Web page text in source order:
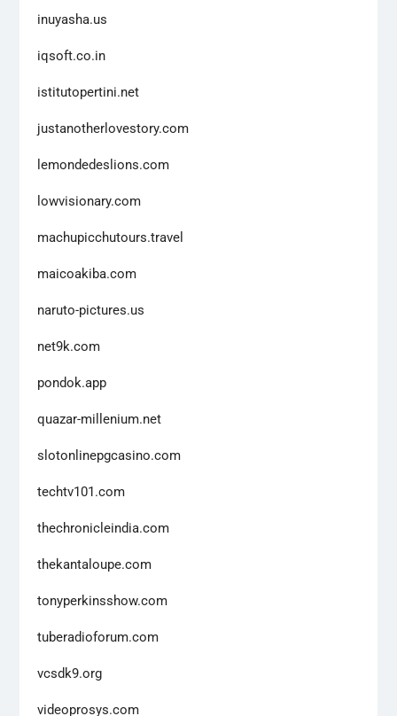
inuyasha.us
iqsoft.co.in
istitutopertini.net
justanotherlovestory.com
lemondedeslions.com
lowvisionary.com
machupicchutours.travel
maicoakiba.com
naruto-pictures.us
net9k.com
pondok.app
quazar-millenium.net
slotonlinepgcasino.com
techtv101.com
thechronicleindia.com
thekantaloupe.com
tonyperkinsshow.com
tuberadioforum.com
vcsdk9.org
videoprosys.com